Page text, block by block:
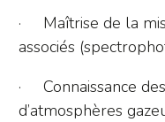
· Maîtrise de la
associés
· Connaissance
d’atmosphères